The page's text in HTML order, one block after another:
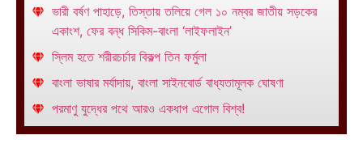
ভারী বর্ষণ পাহাড়ে, তিস্তায় তলিয়ে গেল ১০ নম্বর জাতীয় সড়কের
একাংশ, ফের বন্ধ সিকিম-বাংলা ‘লাইফলাইন’
স্লিম হতে শরীরচর্চার বিকল্প তিন ফর্মুলা
বাংলা ভাষার মর্যাদায়, বাংলা সাইনবোর্ড বাধ্যতামূলক ঘোষণা
পরমাণু যুদ্ধের পথে আরও একধাপ এগোল বিশ্ব!